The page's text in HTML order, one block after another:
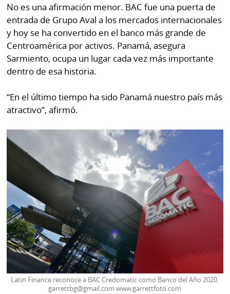
No es una afirmación menor. BAC fue una puerta de
entrada de Grupo Aval a los mercados internacionales
y hoy se ha convertido en el banco más grande de
Centroamérica por activos. Panamá, asegura
Sarmiento, ocupa un lugar cada vez más importante
dentro de esa historia.
“En el último tiempo ha sido Panamá nuestro país más
atractivo”, afirmó.
Latin Finance reconoce a BAC Credomatic como Banco del Año 2020.
garrettbg@gmail.com www.garrettfoto.com